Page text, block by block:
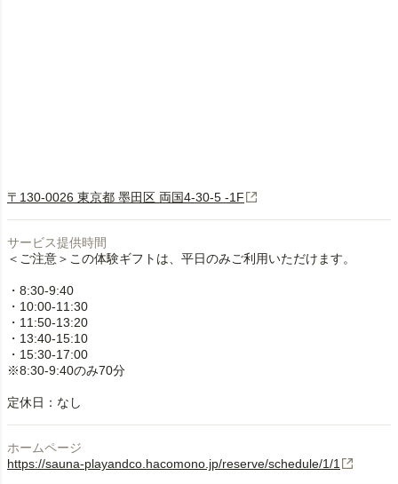
〒130-0026 東京都 墨田区 両国4-30-5 -1F
サービス提供時間
＜ご注意＞この体験ギフトは、平日のみご利用いただけます。
・8:30-9:40
・10:00-11:30
・11:50-13:20
・13:40-15:10
・15:30-17:00
※8:30-9:40のみ70分
定休日：なし
ホームページ
https://sauna-playandco.hacomono.jp/reserve/schedule/1/1